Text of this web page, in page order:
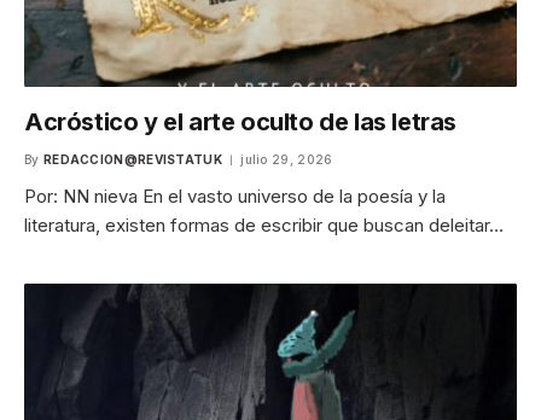
Acróstico y el arte oculto de las letras
By REDACCION@REVISTATUK julio 29, 2026
Por: NN nieva En el vasto universo de la poesía y la
literatura, existen formas de escribir que buscan deleitar…